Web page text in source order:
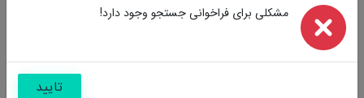
مشکلی برای فراخوانی جستجو وجود دارد!
تایید